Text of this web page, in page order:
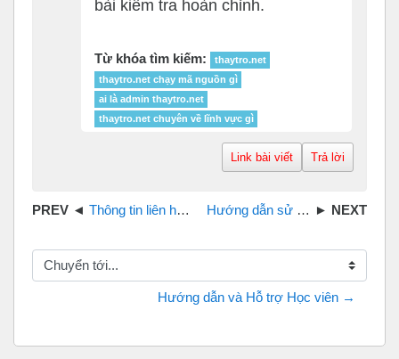
bài kiểm tra hoàn chỉnh.
Từ khóa tìm kiếm:
thaytro.net
thaytro.net chạy mã nguồn gì
ai là admin thaytro.net
thaytro.net chuyên về lĩnh vực gì
Link bài viết Trả lời
Thông tin liên hệ website thaytro.net Hướng dẫn sử dụng thaytro.net[mã nguồn moodle]
Chuyển tới...
Hướng dẫn và Hỗ trợ Học viên →